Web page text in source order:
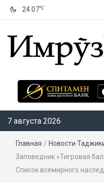
24.07℃
7 августа 2026
Главная / Новости
Заповедник «Тигровая
Список всемирного